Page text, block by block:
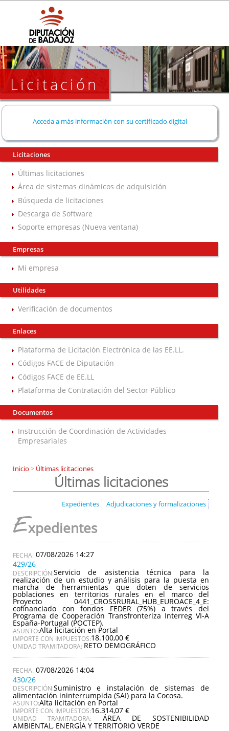
Licitación
Acceda a más información con su certificado digital
Licitaciones
Últimas licitaciones
Área de sistemas dinámicos de adquisición
Búsqueda de licitaciones
Descarga de Software
Soporte empresas (Nueva ventana)
Empresas
Mi empresa
Utilidades
Verificación de documentos
Enlaces
Plataforma de Licitación Electrónica de las EE.LL.
Códigos FACE de Diputación
Códigos FACE de EE.LL
Plataforma de Contratación del Sector Público
Documentos
Instrucción de Coordinación de Actividades
Empresariales
Inicio > Últimas licitaciones
Últimas licitaciones
Expedientes Adjudicaciones y formalizaciones
Expedientes
07/08/2026 14:27
429/26
DESCRIPCIÓN:Servicio de asistencia técnica para la
realización de un estudio y análisis para la puesta en
marcha de herramientas que doten de servicios
poblaciones en territorios rurales en el marco del
Proyecto 0441_CROSSRURAL_HUB_EUROACE_4_E:
cofinanciado con fondos FEDER (75%) a través del
Programa de Cooperación Transfronteriza Interreg VI-A
España-Portugal (POCTEP).
ASUNTO:Alta licitación en Portal
IMPORTE CON IMPUESTOS:18.100,00 €
UNIDAD TRAMITADORA: RETO DEMOGRÁFICO
07/08/2026 14:04
430/26
DESCRIPCIÓN:Suministro e instalación de sistemas de
alimentación ininterrumpida (SAI) para la Cocosa.
ASUNTO:Alta licitación en Portal
IMPORTE CON IMPUESTOS:16.314,07 €
UNIDAD TRAMITADORA: ÁREA DE SOSTENIBILIDAD
AMBIENTAL, ENERGÍA Y TERRITORIO VERDE